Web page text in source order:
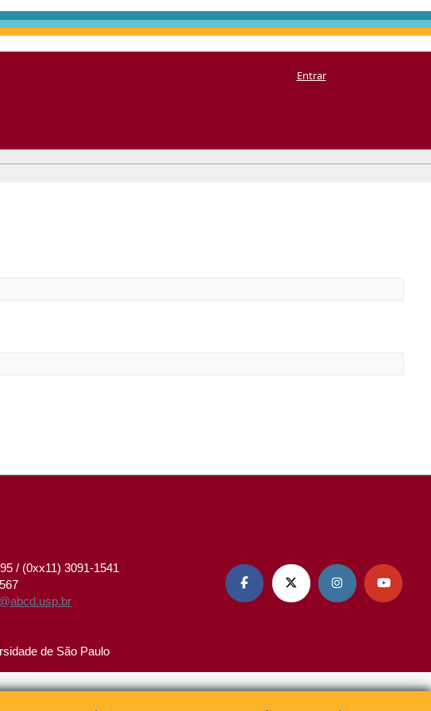
Entrar
/ (0xx11) 3091-1541
   
de São Paulo